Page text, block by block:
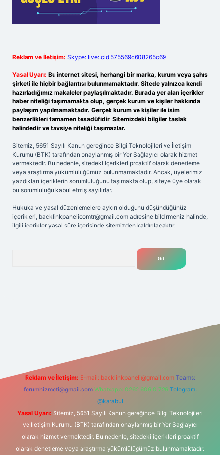
Reklam ve İletişim: Skype: live:.cid.575569c608265c69
Yasal Uyarı: Bu internet sitesi, herhangi bir marka, kurum veya şahıs
şirketi ile hiçbir bağlantısı bulunmamaktadır. Sitede yalnızca kendi
hazırladığımız makaleler paylaşılmaktadır. Burada yer alan içerikler
haber niteliği taşımamakta olup, gerçek kurum ve kişiler hakkında
paylaşım yapılmamaktadır. Gerçek kurum ve kişiler ile isim
benzerlikleri tamamen tesadüfidir. Sitemizdeki bilgiler taslak
halindedir ve tavsiye niteliği taşımazlar.
Sitemiz, 5651 Sayılı Kanun gereğince Bilgi Teknolojileri ve İletişim
Kurumu (BTK) tarafından onaylanmış bir Yer Sağlayıcı olarak hizmet
vermektedir. Bu nedenle, sitedeki içerikleri proaktif olarak denetleme
veya araştırma yükümlülüğümüz bulunmamaktadır. Ancak, üyelerimiz
yazdıkları içeriklerin sorumluluğunu taşımakta olup, siteye üye olarak
bu sorumluluğu kabul etmiş sayılırlar.
Hukuka ve yasal düzenlemelere aykırı olduğunu düşündüğünüz
içerikleri, backlinkpanelicomtr@gmail.com adresine bildirmeniz halinde,
ilgili içerikler yasal süre içerisinde sitemizden kaldırılacaktır.
Reklam ve İletişim: E-mail: backlinkpaneli@gmail.com Teams:
forumhizmeti@gmail.com Whatsapp: 0262 606 0 726 Telegram:
@karabul
Yasal Uyarı: Sitemiz, 5651 Sayılı Kanun gereğince Bilgi Teknolojileri
ve İletişim Kurumu (BTK) tarafından onaylanmış bir Yer Sağlayıcı
olarak hizmet vermektedir. Bu nedenle, sitedeki içerikleri proaktif
olarak denetleme veya araştırma yükümlülüğümüz bulunmamaktadır.